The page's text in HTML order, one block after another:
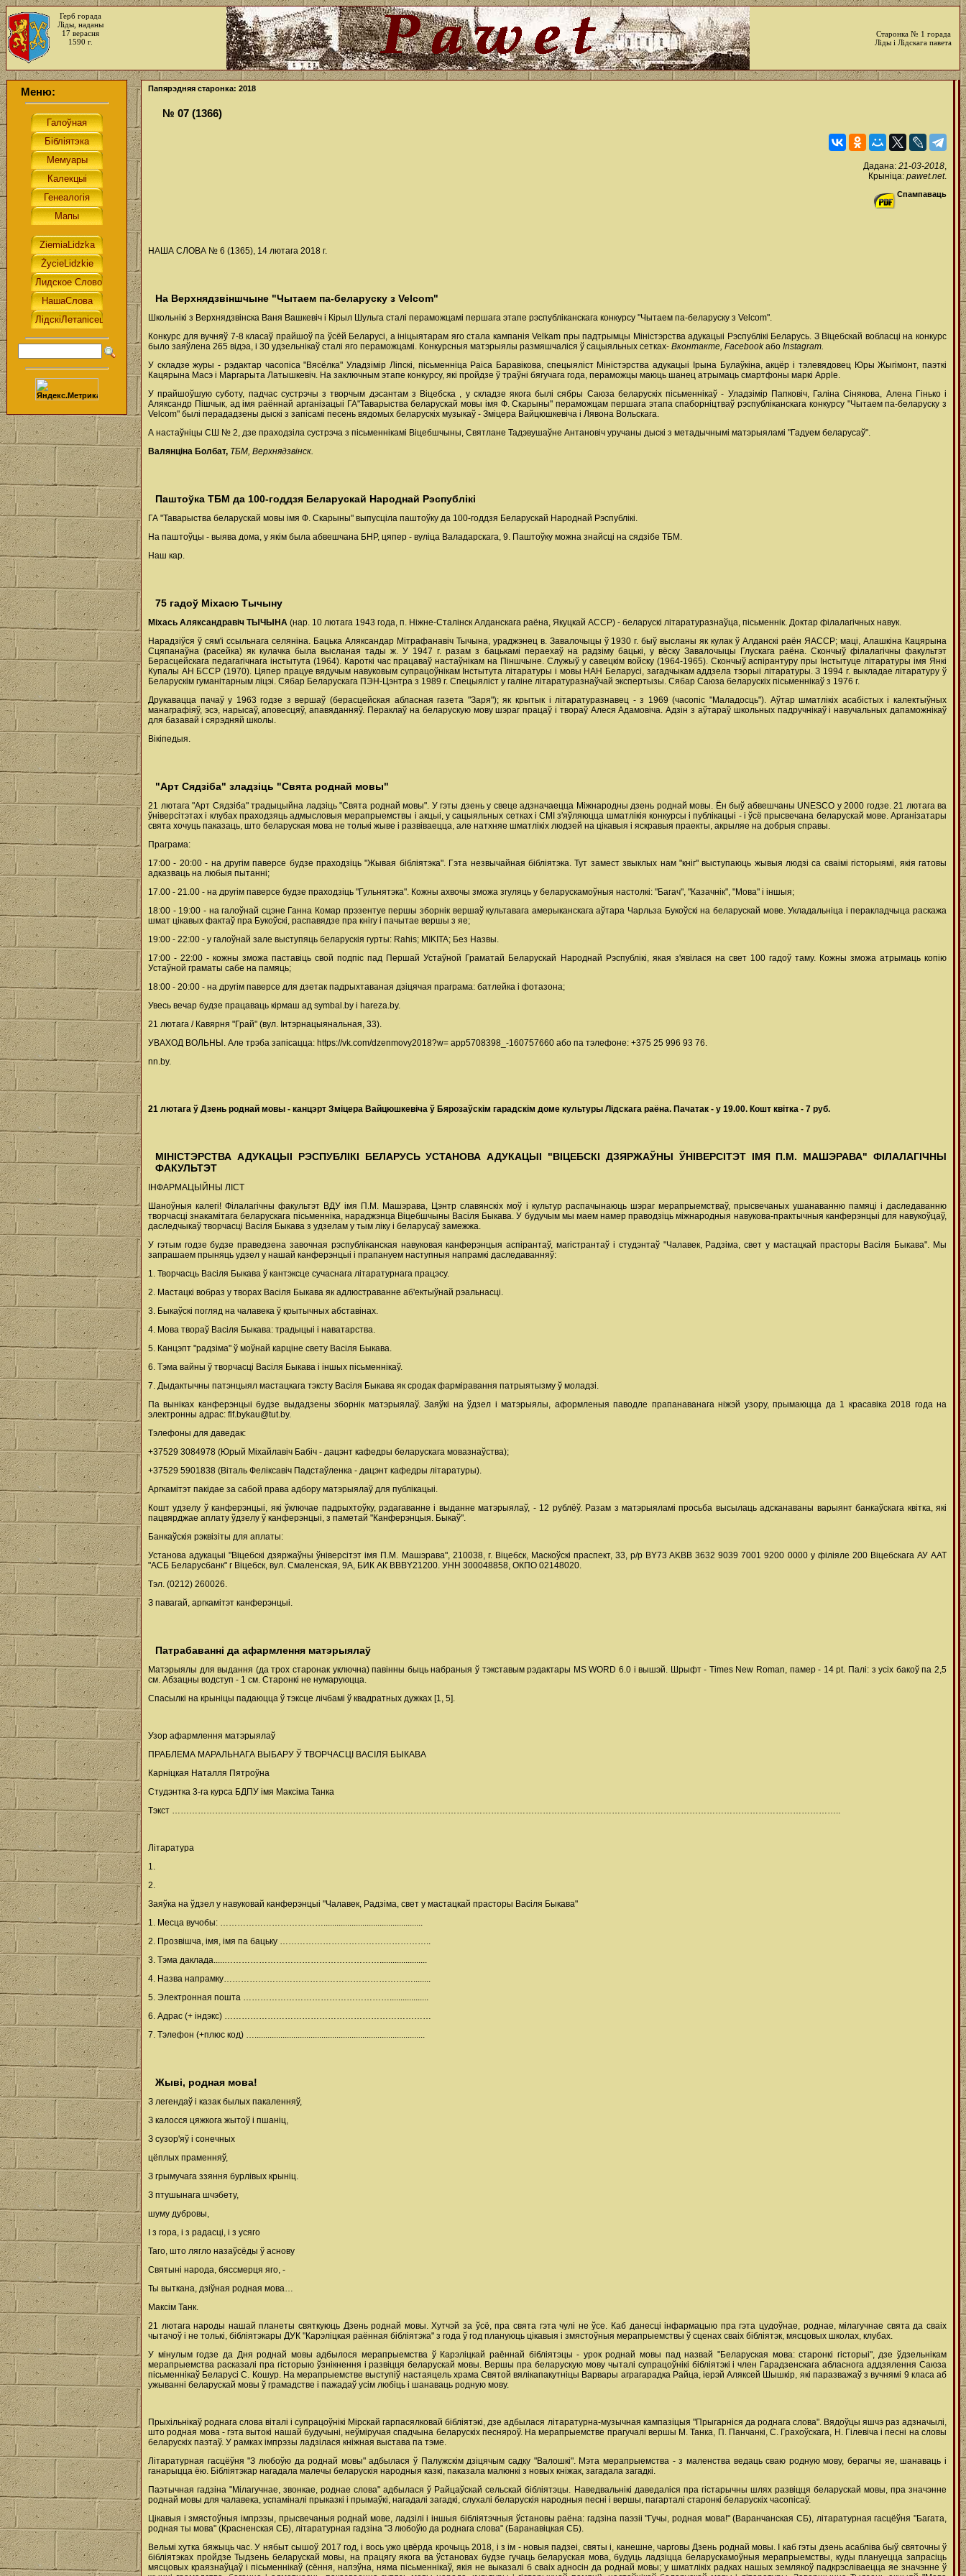
Герб горада
Ліды, наданы
17 верасня
1590 г.
Старонка № 1 горада
Ліды і Лідскага павета
Меню: Папярэдняя старонка: 2018
№ 07 (1366)
Дадана: 21-03-2018,
Крыніца: pawet.net.
Спампаваць
НАША СЛОВА № 6 (1365), 14 лютага 2018 г.
На Верхнядзвіншчыне "Чытаем па-беларуску з Velcom"
Школьнікі з Верхнядзвінска Ваня Вашкевіч і Кірыл Шульга сталі пераможцамі першага этапe рэспубліканскага конкурсу "Чытаем па-беларуску з Velcom".
Конкурс для вучняў 7-8 класаў прайшоў па ўсёй Беларусі, а ініцыятарам яго стала кампанія Velkam пры падтрымцы Міністэрства адукацыі Рэспублікі Беларусь. З Віцебскай вобласці на конкурс
было заяўлена 265 відэа, і 30 удзельнікаў сталі яго пераможцамі. Конкурсныя матэрыялы размяшчаліся ў сацыяльных сетках- Вконтакте, Facebookабо Instagram.
У складзе журы - рэдактар часопіса "Вясёлка" Уладзімір Ліпскі, пісьменніца Раіса Баравікова, спецыяліст Міністэрства адукацыі Ірына Булаўкіна, акцёр і тэлевядовец Юры Жыгімонт, паэткі
Кацярына Масэ і Маргарыта Латышкевіч. На заключным этапе конкурсу, які пройдзе ў траўні бягучага года, пераможцы маюць шанец атрымаць смартфоны маркі Apple.
У прайшоўшую суботу, падчас сустрэчы з творчым дэсантам з Віцебска , у складзе якога былі сябры Саюза беларускіх пісьменнікаў - Уладзімір Папковіч, Галіна Сінякова, Алена Гінько і
Аляксандр Пішчык, ад імя раённай арганізацыі ГА"Таварыства беларускай мовы імя Ф. Скарыны" пераможцам першага этапа спаборніцтваў рэспубліканскага конкурсу "Чытаем па-беларуску з
Velcom" былі перададзены дыскі з запісамі песень вядомых беларускіх музыкаў - Зміцера Вайцюшкевіча і Лявона Вольскага.
А настаўніцы СШ № 2, дзе праходзіла сустрэча з пісьменнікамі Віцебшчыны, Святлане Тадэвушаўне Антановіч уручаны дыскі з метадычнымі матэрыяламі "Гадуем беларусаў".
Валянціна Болбат, ТБМ, Верхнядзвінск.
Паштоўка ТБМ да 100-годдзя Беларускай Народнай Рэспублікі
ГА "Таварыства беларускай мовы імя Ф. Скарыны" выпусціла паштоўку да 100-годдзя Беларускай Народнай Рэспублікі.
На паштоўцы - выява дома, у якім была абвешчана БНР, цяпер - вуліца Валадарскага, 9. Паштоўку можна знайсці на сядзібе ТБМ.
Наш кар.
75 гадоў Міхасю Тычыну
Міхась Аляксандравіч ТЫЧЫНА (нар. 10 лютага 1943 года, п. Ніжне-Сталінск Алданскага раёна, Якуцкай АССР) - беларускі літаратуразнаўца, пісьменнік. Доктар філалагічных навук.
Нарадзіўся ў сям'і ссыльнага селяніна. Бацька Аляксандар Мітрафанавіч Тычына, ураджэнец в. Завалочыцы ў 1930 г. быў высланы як кулак ў Алданскі раён ЯАССР; маці, Алашкіна Кацярына
Сцяпанаўна (расейка) як кулачка была высланая тады ж. У 1947 г. разам з бацькамі пераехаў на радзіму бацькі, у вёску Завалочыцы Глускага раёна. Скончыў філалагічны факультэт
Берасцейскага педагагічнага інстытута (1964). Кароткі час працаваў настаўнікам на Піншчыне. Служыў у савецкім войску (1964-1965). Скончыў аспірантуру пры Інстытуце літаратуры імя Янкі
Купалы АН БССР (1970). Цяпер працуе вядучым навуковым супрацоўнікам Інстытута літаратуры і мовы НАН Беларусі, загадчыкам аддзела тэорыі літаратуры. З 1994 г. выкладае літаратуру ў
Беларускім гуманітарным ліцэі. Сябар Беларускага ПЭН-Цэнтра з 1989 г. Спецыяліст у галіне літаратуразнаўчай экспертызы. Сябар Саюза беларускіх пісьменнікаў з 1976 г.
Друкавацца пачаў у 1963 годзе з вершаў (берасцейская абласная газета "Заря"); як крытык і літаратуразнавец - з 1969 (часопіс "Маладосць"). Аўтар шматлікіх асабістых і калектыўных
манаграфіяў, эсэ, нарысаў, аповесцяў, апавяданняў. Пераклаў на беларускую мову шэраг працаў і твораў Алеся Адамовіча. Адзін з аўтараў школьных падручнікаў і навучальных дапаможнікаў
для базавай і сярэдняй школы.
Вікіпедыя.
"Арт Сядзіба" зладзіць "Свята роднай мовы"
21 лютага "Арт Сядзіба" традыцыйна ладзіць "Свята роднай мовы". У гэты дзень у свеце адзначаецца Міжнародны дзень роднай мовы. Ён быў абвешчаны UNESCO у 2000 годзе. 21 лютага ва
ўніверсітэтах і клубах праходзяць адмысловыя мерапрыемствы і акцыі, у сацыяльных сетках і СМІ з'яўляюцца шматлікія конкурсы і публікацыі - і ўсё прысвечана беларускай мове. Арганізатары
свята хочуць паказаць, што беларуская мова не толькі жыве і развіваецца, але натхняе шматлікіх людзей на цікавыя і яскравыя праекты, акрыляе на добрыя справы.
Праграма:
17:00 - 20:00 - на другім паверсе будзе праходзіць "Жывая бібліятэка". Гэта незвычайная бібліятэка. Тут замест звыклых нам "кніг" выступаюць жывыя людзі са сваімі гісторыямі, якія гатовы
адказваць на любыя пытанні;
17.00 - 21.00 - на другім паверсе будзе праходзіць "Гульнятэка". Кожны ахвочы зможа згуляць у беларускамоўныя настолкі: "Багач", "Казачнік", "Мова" і іншыя;
18:00 - 19:00 - на галоўнай сцэне Ганна Комар прэзентуе першы зборнік вершаў культавага амерыканскага аўтара Чарльза Букоўскі на беларускай мове. Укладальніца і перакладчыца раскажа
шмат цікавых фактаў пра Букоўскі, распавядзе пра кнігу і пачытае вершы з яе;
19:00 - 22:00 - у галоўнай зале выступяць беларускія гурты: Rahis; MIKITA; Без Назвы.
17:00 - 22:00 - кожны зможа паставіць свой подпіс пад Першай Устаўной Граматай Беларускай Народнай Рэспублікі, якая з'явілася на свет 100 гадоў таму. Кожны зможа атрымаць копію
Устаўной граматы сабе на памяць;
18:00 - 20:00 - на другім паверсе для дзетак падрыхтаваная дзіцячая праграма: батлейка і фотазона;
Увесь вечар будзе працаваць кірмаш ад symbal.by і hareza.by.
21 лютага / Кавярня "Грай" (вул. Інтэрнацыянальная, 33).
УВАХОД ВОЛЬНЫ. Але трэба запісацца: https://vk.com/dzenmovy2018?w= app5708398_-160757660 або па тэлефоне: +375 25 996 93 76.
nn.by.
21 лютага ў Дзень роднай мовы - канцэрт Зміцера Вайцюшкевіча ў Бярозаўскім гарадскім доме культуры Лідскага раёна. Пачатак - у 19.00. Кошт квітка - 7 руб.
МІНІСТЭРСТВА АДУКАЦЫІ РЭСПУБЛІКІ БЕЛАРУСЬ УСТАНОВА АДУКАЦЫІ "ВІЦЕБСКІ ДЗЯРЖАЎНЫ ЎНІВЕРСІТЭТ ІМЯ П.М. МАШЭРАВА" ФІЛАЛАГІЧНЫ
ФАКУЛЬТЭТ
ІНФАРМАЦЫЙНЫ ЛІСТ
Шаноўныя калегі! Філалагічны факультэт ВДУ імя П.М. Машэрава, Цэнтр славянскіх моў і культур распачынаюць шэраг мерапрыемстваў, прысвечаных ушанаванню памяці і даследаванню
творчасці знакамітага беларускага пісьменніка, нараджэнца Віцебшчыны Васіля Быкава. У будучым мы маем намер праводзіць міжнародныя навукова-практычныя канферэнцыі для навукоўцаў,
даследчыкаў творчасці Васіля Быкава з удзелам у тым ліку і беларусаў замежжа.
У гэтым годзе будзе праведзена завочная рэспубліканская навуковая канферэнцыя аспірантаў, магістрантаў і студэнтаў "Чалавек, Радзіма, свет у мастацкай прасторы Васіля Быкава". Мы
запрашаем прыняць удзел у нашай канферэнцыі і прапануем наступныя напрамкі даследаванняў:
1. Творчасць Васіля Быкава ў кантэксце сучаснага літаратурнага працэсу.
2. Мастацкі вобраз у творах Васіля Быкава як адлюстраванне аб'ектыўнай рэальнасці.
3. Быкаўскі погляд на чалавека ў крытычных абставінах.
4. Мова твораў Васіля Быкава: традыцыі і наватарства.
5. Канцэпт "радзіма" ў моўнай карціне свету Васіля Быкава.
6. Тэма вайны ў творчасці Васіля Быкава і іншых пісьменнікаў.
7. Дыдактычны патэнцыял мастацкага тэксту Васіля Быкава як сродак фарміравання патрыятызму ў моладзі.
Па выніках канферэнцыі будзе выдадзены зборнік матэрыялаў. Заяўкі на ўдзел і матэрыялы, аформленыя паводле прапанаванага ніжэй узору, прымаюцца да 1 красавіка 2018 года на
электронны адрас: flf.bykau@tut.by.
Тэлефоны для даведак:
+37529 3084978 (Юрый Міхайлавіч Бабіч - дацэнт кафедры беларускага мовазнаўства);
+37529 5901838 (Віталь Феліксавіч Падстаўленка - дацэнт кафедры літаратуры).
Аргкамітэт пакідае за сабой права адбору матэрыялаў для публікацыі.
Кошт удзелу ў канферэнцыі, які ўключае падрыхтоўку, рэдагаванне і выданне матэрыялаў, - 12 рублёў. Разам з матэрыяламі просьба высылаць адсканаваны варыянт банкаўскага квітка, які
пацвярджае аплату ўдзелу ў канферэнцыі, з паметай "Канферэнцыя. Быкаў".
Банкаўскія рэквізіты для аплаты:
Установа адукацыі "Віцебскі дзяржаўны ўніверсітэт імя П.М. Машэрава", 210038, г. Віцебск, Маскоўскі праспект, 33, р/р BY73 AKBB 3632 9039 7001 9200 0000 у філіяле 200 Віцебскага АУ ААТ
"АСБ Беларусбанк" г Віцебск, вул. Смаленская, 9А, БИК АК ВВВY21200. УНН 300048858, ОКПО 02148020.
Тэл. (0212) 260026.
З павагай, аргкамітэт канферэнцыі.
Патрабаванні да афармлення матэрыялаў
Матэрыялы для выдання (да трох старонак уключна) павінны быць набраныя ў тэкставым рэдактары MS WORD 6.0 і вышэй. Шрыфт - Times New Roman, памер - 14 pt. Палі: з усіх бакоў па 2,5
см. Абзацны водступ - 1 см. Старонкі не нумаруюцца.
Спасылкі на крыніцы падаюцца ў тэксце лічбамі ў квадратных дужках [1, 5].
Узор афармлення матэрыялаў
ПРАБЛЕМА МАРАЛЬНАГА ВЫБАРУ Ў ТВОРЧАСЦІ ВАСІЛЯ БЫКАВА
Карніцкая Наталля Пятроўна
Студэнтка 3-га курса БДПУ імя Максіма Танка
Тэкст ……………………………………………………………………………………………………………………………………………………………………………………………………………..
Літаратура
1.
2.
Заяўка на ўдзел у навуковай канферэнцыі "Чалавек, Радзіма, свет у мастацкай прасторы Васіля Быкава"
1. Месца вучобы: ………………………………..............................................
2. Прозвішча, імя, імя па бацьку ……………………………………………..
3. Тэма даклада.....………………………………………………......................
4. Назва напрамку…………………………………………………………........
5. Электронная пошта ……………………………………………..................
6. Адрас (+ індэкс) ………………………………………………………………
7. Тэлефон (+плюс код) …...............................................................................
Жыві, родная мова!
З легендаў i казак былых пакаленняў,
З калосся цяжкога жытоў і пшанiц,
З сузор'яў i сонечных
цёплых праменняў,
З грымучага ззяння бурлiвых крынiц.
З птушынага шчэбету,
шуму дубровы,
I з гора, i з радасцi, i з усяго
Таго, што лягло назаўсёды ў аснову
Святынi народа, бяссмерця яго, -
Ты выткана, дзiўная родная мова…
Максім Танк.
21 лютага народы нашай планеты святкуюць Дзень роднай мовы. Хутчэй за ўсё, пра свята гэта чулі не ўсе. Каб данесці інфармацыю пра гэта цудоўнае, роднае, мілагучнае свята да сваіх
чытачоў і не толькі, бібліятэкары ДУК "Карэліцкая раённая бібліятэка" з года ў год плануюць цікавыя і змястоўныя мерапрыемствы ў сценах сваіх бібліятэк, мясцовых школах, клубах.
У мінулым годзе да Дня роднай мовы адбылося мерапрыемства ў Карэліцкай раённай бібліятэцы - урок роднай мовы пад назвай "Беларуская мова: старонкі гісторыі", дзе ўдзельнікам
мерапрыемства расказалі пра гісторыю ўзнікнення і развіцця беларускай мовы. Вершы пра беларускую мову чыталі супрацоўнікі бібліятэкі і член Гарадзенскага абласнога аддзялення Саюза
пісьменнікаў Беларусі С. Кошур. На мерапрыемстве выступіў настаяцель храма Святой вялікапакутніцы Варвары аграгарадка Райца, іерэй Аляксей Шышкір, які паразважаў з вучнямі 9 класа аб
ужыванні беларускай мовы ў грамадстве і пажадаў усім любіць і шанаваць родную мову.
Прыхільнікаў роднага слова віталі і супрацоўнікі Мірскай гарпасялковай бібліятэкі, дзе адбылася літаратурна-музычная кампазіцыя "Прыгарніся да роднага слова". Вядоўцы яшчэ раз адзначылі,
што родная мова - гэта вытокі нашай будучыні, неўміручая спадчына беларускіх песняроў. На мерапрыемстве прагучалі вершы М. Танка, П. Панчанкі, С. Грахоўскага, Н. Гілевіча і песні на словы
беларускіх паэтаў. У рамках імпрэзы ладзілася кніжная выстава па тэме.
Літаратурная гасцёўня "З любоўю да роднай мовы" адбылася ў Палужскім дзіцячым садку "Валошкі". Мэта мерапрыемства - з маленства ведаць сваю родную мову, берагчы яе, шанаваць і
ганарыцца ёю. Бібліятэкар нагадала малечы беларускія народныя казкі, паказала малюнкі з новых кніжак, загадала загадкі.
Паэтычная гадзіна "Мілагучнае, звонкае, роднае слова" адбылася ў Райцаўскай сельскай бібліятэцы. Наведвальнікі даведаліся пра гістарычны шлях развіцця беларускай мовы, пра значэнне
роднай мовы для чалавека, успаміналі прыказкі і прымаўкі, нагадалі загадкі, слухалі беларускія народныя песні і вершы, пагарталі старонкі беларускіх часопісаў.
Цікавыя і змястоўныя імпрэзы, прысвечаныя роднай мове, ладзілі і іншыя бібліятэчныя ўстановы раёна: гадзіна паэзіі "Гучы, родная мова!" (Варанчанская СБ), літаратурная гасцёўня "Багата,
родная ты мова" (Красненская СБ), літаратурная гадзіна "З любоўю да роднага слова" (Баранавіцкая СБ).
Вельмі хутка бяжыць час. У нябыт сышоў 2017 год, і вось ужо цвёрда крочыць 2018, і з ім - новыя падзеі, святы і, канешне, чарговы Дзень роднай мовы. І каб гэты дзень асабліва быў святочны ў
бібліятэках пройдзе Тыдзень беларускай мовы, на працягу якога ва ўстановах будзе гучаць беларуская мова, будуць ладзіцца беларускамоўныя мерапрыемствы, куды плануецца запрасіць
мясцовых краязнаўцаў і пісьменнікаў (сёння, напэўна, няма пісьменнікаў, якія не выказалі б сваіх адносін да роднай мовы; у шматлікіх радках нашых землякоў падкрэсліваецца яе значэнне ў